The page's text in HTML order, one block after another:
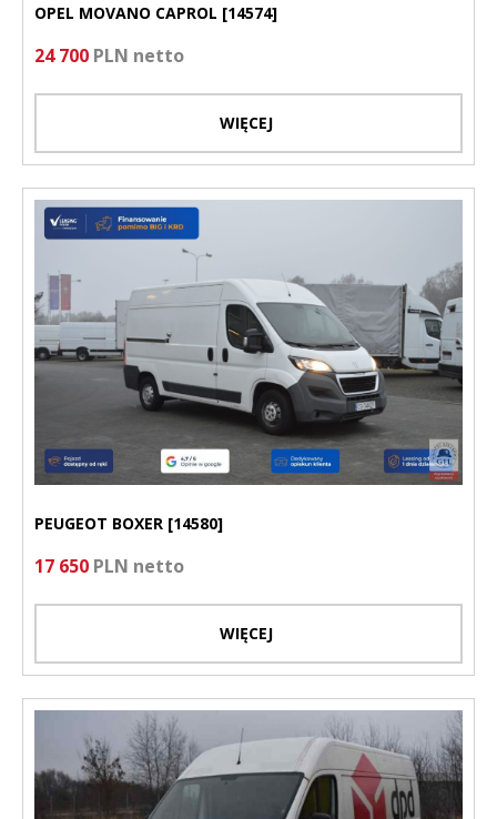
OPEL MOVANO CAPROL [14574]
24 700 PLN netto
WIĘCEJ
PEUGEOT BOXER [14580]
17 650 PLN netto
WIĘCEJ